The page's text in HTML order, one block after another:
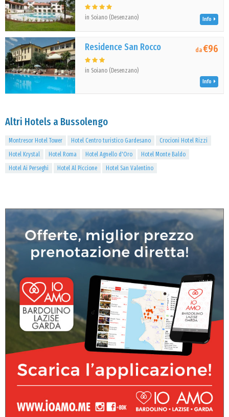
in Soiano (Desenzano) Info
Residence San Rocco
in Soiano (Desenzano)
da€96
Info
Altri Hotels a Bussolengo
Montresor Hotel Tower Hotel Centro turistico Gardesano
Crocioni Hotel Rizzi
Hotel Krystal
Hotel Roma Hotel Agnello d'Oro
Hotel Monte Baldo
Hotel Ai Perseghi
Hotel Al Piccione Hotel San Valentino